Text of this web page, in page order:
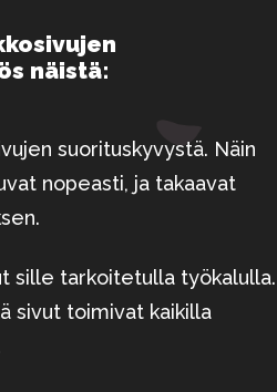
näistä:
suorituskyvystä. Näin
nopeasti, ja takaavat
sille tarkoitetulla työkalulla.
sivut toimivat kaikilla